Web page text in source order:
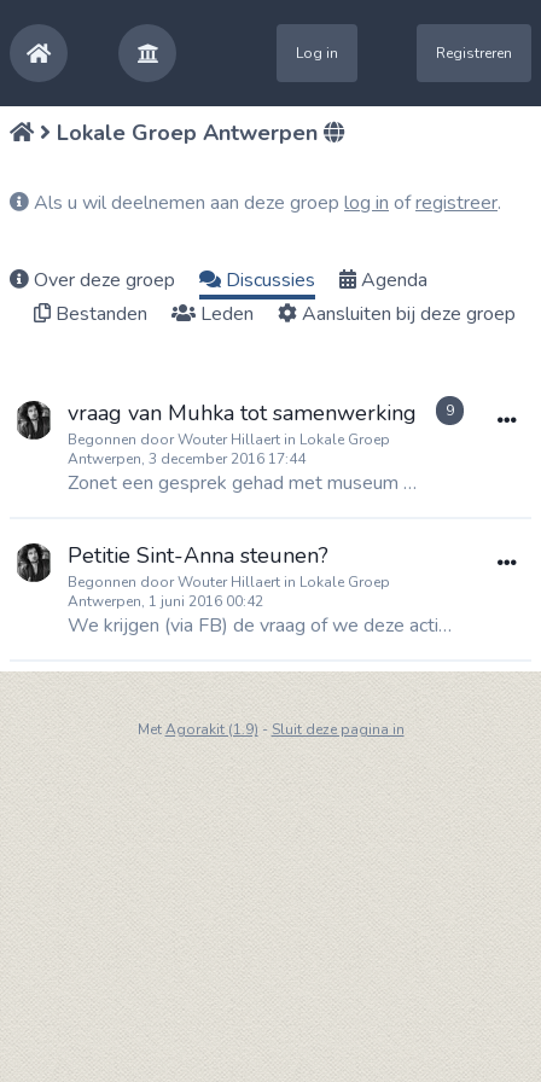
Log in Registreren
Lokale Groep Antwerpen
Als u wil deelnemen aan deze groep log in ofregistreer.
Over deze groep Discussies
Agenda
Bestanden
Leden Aansluiten bij deze groep
vraag van Muhka tot samenwerking
Begonnen door Wouter Hillaert in Lokale Groep
Antwerpen, 3 december 2016 17:44
Zonet een gesprek gehad met museum Muhka, dat eind april 2017 een ambitieuze expo opent rond de toekomst (oa met Maya Van Leemput, future studies VUB, meer hieronder), waarvoor ze op zoek zijn naar...
9
Petitie Sint-Anna steunen?
Begonnen door Wouter Hillaert in Lokale Groep
Antwerpen, 1 juni 2016 00:42
We krijgen (via FB) de vraag of we deze actie kunnen/willen steunen? Te lokaal? Pro/con?
MetAgorakit (1.9) - Sluit deze pagina in